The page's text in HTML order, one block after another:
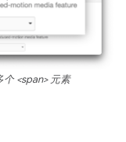
<span> 元素